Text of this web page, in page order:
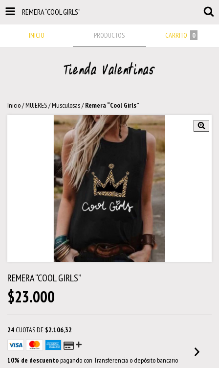
REMERA “COOL GIRLS”
INICIO PRODUCTOS CARRITO 0
Inicio/MUJERES/Musculosas/ Remera “Cool Girls”
REMERA “COOL GIRLS”
$23.000
24 CUOTAS DE $2.106,32
10% de descuentopagando con Transferencia o depósito bancario